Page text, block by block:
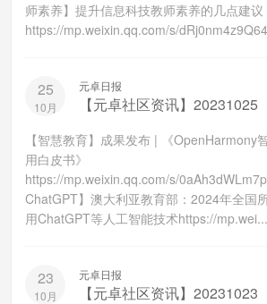
师素养】提升信息科技教师素养的几点建议
https://mp.weixin.qq.com/s/
25
10月
元卓日报
【元卓社区资讯】20231025
【智慧教育】成果发布 | 《OpenHarmony
用白皮书》
https://mp.weixin.qq.com/s/
ChatGPT】澳大利亚教育部：2024年全国
用ChatGPT等人工智能技术https://mp.wei...
23
10月
元卓日报
【元卓社区资讯】20231023